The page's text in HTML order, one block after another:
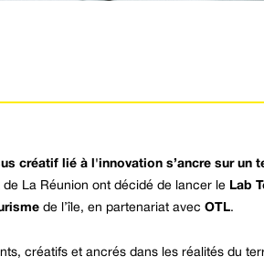
créatif lié à l'innovation s’ancre sur un
La Réunion ont décidé de lancer le
Lab
de l’île, en partenariat avec OTL.
créatifs et ancrés dans les réalités du